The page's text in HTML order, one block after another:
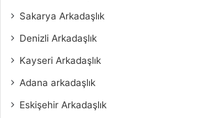
Sakarya Arkadaşlık
Denizli Arkadaşlık
Kayseri Arkadaşlık
Adana arkadaşlık
Eskişehir Arkadaşlık